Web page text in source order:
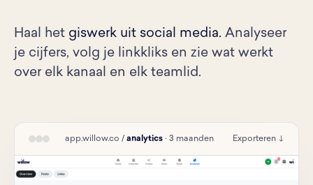
Haal het giswerk uit social media. Analyseer
je cijfers, volg je linkkliks en zie wat werkt
over elk kanaal en elk teamlid.
app.willow.co / analytics· 3 maanden Exporteren ↓